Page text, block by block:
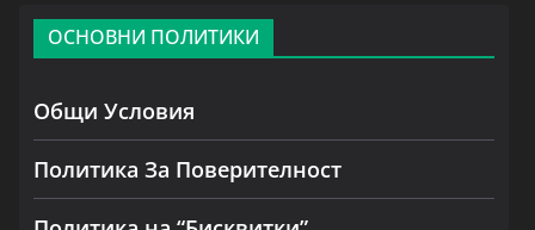
ОСНОВНИ ПОЛИТИКИ
Общи Условия
Политика За Поверителност